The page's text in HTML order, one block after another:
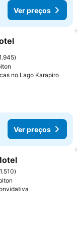
Ver preços
favoritos
no Lago KarapiroVer
Ver preços
favoritos
1.510